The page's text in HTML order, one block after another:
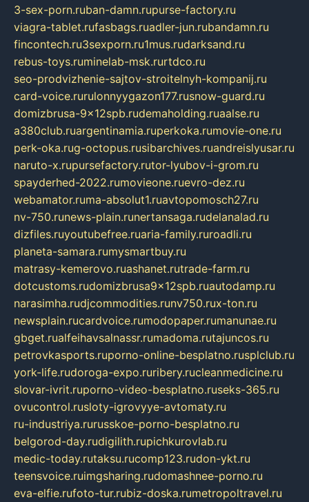
3-sex-porn.ruban-damn.rupurse-factory.ru
viagra-tablet.rufasbags.ruadler-jun.rubandamn.ru
fincontech.ru3sexporn.ru1mus.rudarksand.ru
rebus-toys.ruminelab-msk.rurtdco.ru
seo-prodvizhenie-sajtov-stroitelnyh-kompanij.ru
card-voice.rurulonnyygazon177.rusnow-guard.ru
domizbrusa-9x12spb.rudemaholding.ruaalse.ru
a380club.ruargentinamia.ruperkoka.rumovie-one.ru
perk-oka.rug-octopus.rusibarchives.ruandreislyusar.ru
naruto-x.rupursefactory.rutor-lyubov-i-grom.ru
spayderhed-2022.rumovieone.ruevro-dez.ru
webamator.ruma-absolut1.ruavtopomosch27.ru
nv-750.runews-plain.runertansaga.rudelanalad.ru
dizfiles.ruyoutubefree.ruaria-family.ruroadli.ru
planeta-samara.rumysmartbuy.ru
matrasy-kemerovo.ruashanet.rutrade-farm.ru
dotcustoms.rudomizbrusa9x12spb.ruautodamp.ru
narasimha.rudjcommodities.runv750.rux-ton.ru
newsplain.rucardvoice.rumodopaper.rumanunae.ru
gbget.rualfeihavsalnassr.rumadoma.rutajuncos.ru
petrovkasports.ruporno-online-besplatno.rusplclub.ru
york-life.rudoroga-expo.ruribery.rucleanmedicine.ru
slovar-ivrit.ruporno-video-besplatno.ruseks-365.ru
ovucontrol.rusloty-igrovyye-avtomaty.ru
ru-industriya.rurusskoe-porno-besplatno.ru
belgorod-day.rudigilith.rupichkurovlab.ru
medic-today.rutaksu.rucomp123.rudon-ykt.ru
teensvoice.ruimgsharing.rudomashnee-porno.ru
eva-elfie.rufoto-tur.rubiz-doska.rumetropoltravel.ru